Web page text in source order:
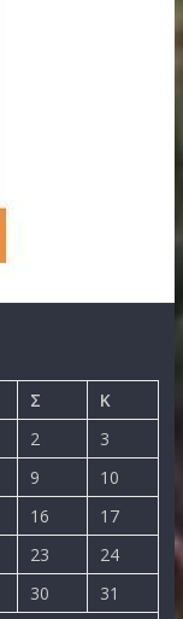
Σ Κ
2
3
9
10
16
17
23
24
30 31